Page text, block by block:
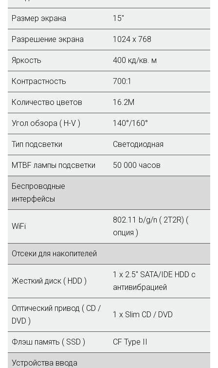
Размер экрана 15"
Разрешение экрана 1024 x 768
Яркость 400 кд/кв. м
Контрастность 700:1
Количество цветов 16.2M
Угол обзора ( H-V ) 140°/160°
Тип подсветки Светодиодная
MTBF лампы подсветки 50 000 часов
Беспроводные
интерфейсы
WiFi
802.11 b/g/n ( 2T2R) (
опция )
Отсеки для накопителей
Жесткий диск ( HDD )
1 x 2.5" SATA/IDE HDD с
антивибрацией
Оптический привод ( CD /
DVD )
1 x Slim CD / DVD
Флэш память ( SSD ) CF Type II
Устройства ввода